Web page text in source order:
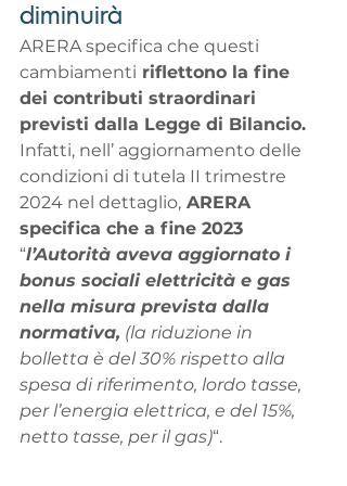
diminuirà
ARERA specifica che questi
cambiamenti riflettono la fine
dei contributi straordinari
previsti dalla Legge di Bilancio.
Infatti, nell’ aggiornamento delle
condizioni di tutela II trimestre
2024 nel dettaglio, ARERA
specifica che a fine 2023
“l’Autorità aveva aggiornato i
bonus sociali elettricità e gas
nella misura prevista dalla
normativa, (la riduzione in
bolletta è del 30% rispetto alla
spesa di riferimento, lordo tasse,
per l’energia elettrica, e del 15%,
netto tasse, per il gas)“.